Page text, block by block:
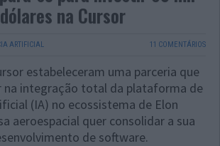
na Cursor
ARTIFICIAL 11 COMENTÁRIOS
estabeleceram uma parceria que
na integração total da plataforma de
(IA) no ecossistema de Elon
aeroespacial quer consolidar a sua
de software.